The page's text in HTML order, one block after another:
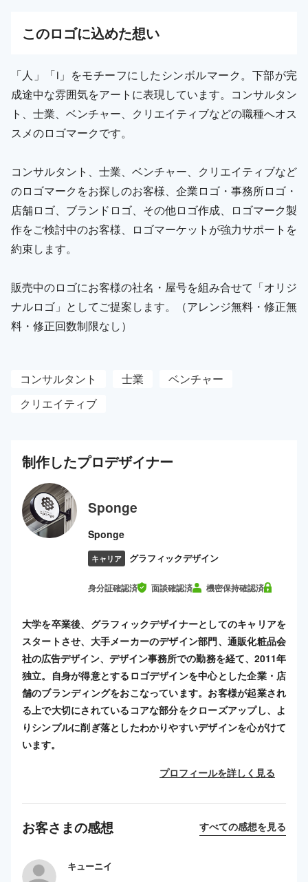
このロゴに込めた想い
「人」「i」をモチーフにしたシンボルマーク。下部が完
成途中な雰囲気をアートに表現しています。コンサルタン
ト、士業、ベンチャー、クリエイティブなどの職種へオス
スメのロゴマークです。
コンサルタント、士業、ベンチャー、クリエイティブなど
のロゴマークをお探しのお客様、企業ロゴ・事務所ロゴ・
店舗ロゴ、ブランドロゴ、その他ロゴ作成、ロゴマーク製
作をご検討中のお客様、ロゴマーケットが強力サポートを
約束します。
販売中のロゴにお客様の社名・屋号を組み合せて「オリジ
ナルロゴ」としてご提案します。（アレンジ無料・修正無
料・修正回数制限なし）
コンサルタント 士業
ベンチャー
クリエイティブ
制作したプロデザイナー
Sponge
Sponge
キャリア グラフィックデザイン
身分証確認済 面談確認済 機密保持確認済
大学を卒業後、グラフィックデザイナーとしてのキャリアを
スタートさせ、大手メーカーのデザイン部門、通販化粧品会
社の広告デザイン、デザイン事務所での勤務を経て、2011年
独立。自身が得意とするロゴデザインを中心とした企業・店
舗のブランディングをおこなっています。お客様が起業され
る上で大切にされているコアな部分をクローズアップし、よ
りシンプルに削ぎ落としたわかりやすいデザインを心がけて
います。
プロフィールを詳しく見る
お客さまの感想 すべての感想を見る
キューニイ